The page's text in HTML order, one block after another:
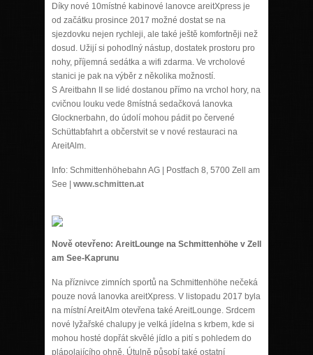
Díky nové 10místné kabinové lanovce areitXpress je
od začátku prosince 2017 možné dostat se na
sjezdovku nejen rychleji, ale také ještě komfortněji než
dosud. Užijí si pohodlný nástup, dostatek prostoru pro
nohy, příjemná sedátka a wifi zdarma. Ve vrcholové
stanici je pak na výběr z několika možností.
S Areitbahn II se lidé dostanou přímo na vrchol hory, na
cvičnou louku vede 8místná sedačková lanovka
Glocknerbahn, do údolí mohou pádit po červené
Schüttabfahrt a občerstvit se v nové restauraci na
AreitAlm.
Info: Schmittenhöhebahn AG | Postfach 8, 5700 Zell am
See | www.schmitten.at
Nově otevřeno: AreitLounge na Schmittenhöhe v Zell
am See-Kaprunu
Na příznivce zimních sportů na Schmittenhöhe nečeká
pouze nová lanovka areitXpress. V listopadu 2017 byla
na místní AreitAlm otevřena také AreitLounge. Srdcem
nové lyžařské chalupy je velká jídelna s krbem, kde si
mohou hosté dopřát skvělé jídlo a pití s pohledem do
plápolajícího ohně. Útulně působí také ostatní